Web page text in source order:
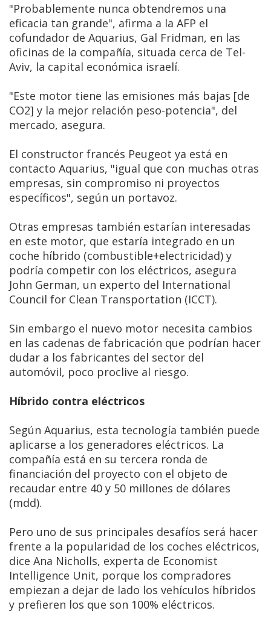
"Probablemente nunca obtendremos una
eficacia tan grande", afirma a la AFP el
cofundador de Aquarius, Gal Fridman, en las
oficinas de la compañía, situada cerca de Tel-
Aviv, la capital económica israelí.
"Este motor tiene las emisiones más bajas [de
CO2] y la mejor relación peso-potencia", del
mercado, asegura.
El constructor francés Peugeot ya está en
contacto Aquarius, "igual que con muchas otras
empresas, sin compromiso ni proyectos
específicos", según un portavoz.
Otras empresas también estarían interesadas
en este motor, que estaría integrado en un
coche híbrido (combustible+electricidad) y
podría competir con los eléctricos, asegura
John German, un experto del International
Council for Clean Transportation (ICCT).
Sin embargo el nuevo motor necesita cambios
en las cadenas de fabricación que podrían hacer
dudar a los fabricantes del sector del
automóvil, poco proclive al riesgo.
Híbrido contra eléctricos
Según Aquarius, esta tecnología también puede
aplicarse a los generadores eléctricos. La
compañía está en su tercera ronda de
financiación del proyecto con el objeto de
recaudar entre 40 y 50 millones de dólares
(mdd).
Pero uno de sus principales desafíos será hacer
frente a la popularidad de los coches eléctricos,
dice Ana Nicholls, experta de Economist
Intelligence Unit, porque los compradores
empiezan a dejar de lado los vehículos híbridos
y prefieren los que son 100% eléctricos.